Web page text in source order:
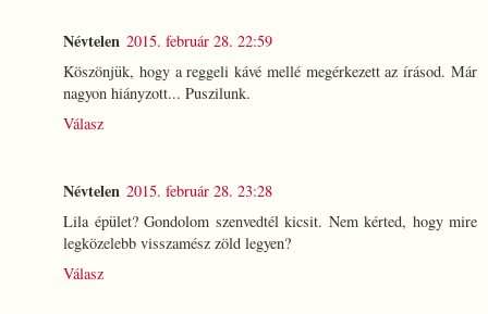
Névtelen 2015. február 28. 22:59
Köszönjük, hogy a reggeli kávé mellé megérkezett az írásod. Már
nagyon hiányzott... Puszilunk.
Válasz
Névtelen 2015. február 28. 23:28
Lila épület? Gondolom szenvedtél kicsit. Nem kérted, hogy mire
legközelebb visszamész zöld legyen?
Válasz